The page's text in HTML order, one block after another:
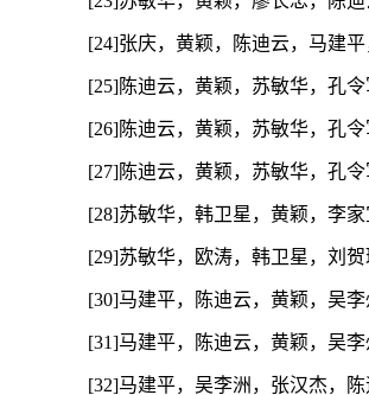
[24]张庆，黄颖，陈迪云，马建
[25]陈迪云，黄颖，苏敏华，孔
[26]陈迪云，黄颖，苏敏华，孔
[27]陈迪云，黄颖，苏敏华，孔
[28]苏敏华，韩卫星，黄颖，李
[29]苏敏华，欧涛，韩卫星，刘
[30]马建平，陈迪云，黄颖，吴
[31]马建平，陈迪云，黄颖，吴
[32]马建平，吴李洲，张汉杰，